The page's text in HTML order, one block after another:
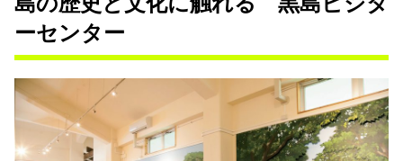
ーセンター